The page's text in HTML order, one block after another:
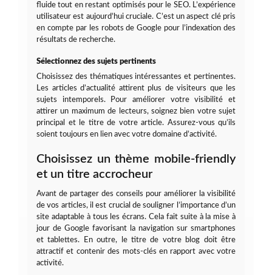
fluide tout en restant optimisés pour le SEO. L’expérience
utilisateur est aujourd’hui cruciale. C’est un aspect clé pris
en compte par les robots de Google pour l’indexation des
résultats de recherche.
Sélectionnez des sujets pertinents
Choisissez des thématiques intéressantes et pertinentes.
Les articles d’actualité attirent plus de visiteurs que les
sujets intemporels. Pour améliorer votre visibilité et
attirer un maximum de lecteurs, soignez bien votre sujet
principal et le titre de votre article. Assurez-vous qu’ils
soient toujours en lien avec votre domaine d’activité.
Choisissez un thème mobile-friendly
et un titre accrocheur
Avant de partager des conseils pour améliorer la visibilité
de vos articles, il est crucial de souligner l’importance d’un
site adaptable à tous les écrans. Cela fait suite à la mise à
jour de Google favorisant la navigation sur smartphones
et tablettes. En outre, le titre de votre blog doit être
attractif et contenir des mots-clés en rapport avec votre
activité.